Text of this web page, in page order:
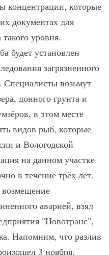
концентрации, которые
документах для
уровня.
будет установлен
загрязненного
Специалисты возьмут
донного грунта и
в этом месте
видов рыб, которые
и Вологодской
на данном участке
в течение трёх лет.
возмещение
аварией, взял
"Новотранс",
Напомним, что разлив
3 ноября.